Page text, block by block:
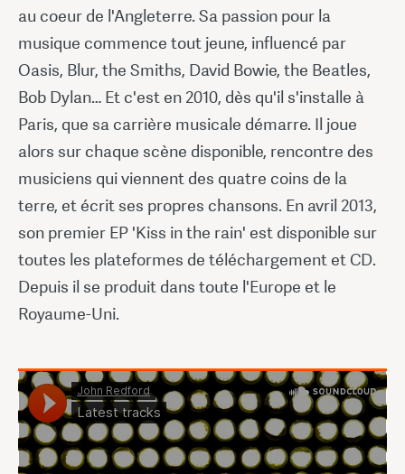
au coeur de l'Angleterre. Sa passion pour la
musique commence tout jeune, influencé par
Oasis, Blur, the Smiths, David Bowie, the Beatles,
Bob Dylan… Et c'est en 2010, dès qu'il s'installe à
Paris, que sa carrière musicale démarre. Il joue
alors sur chaque scène disponible, rencontre des
musiciens qui viennent des quatre coins de la
terre, et écrit ses propres chansons. En avril 2013,
son premier EP 'Kiss in the rain' est disponible sur
toutes les plateformes de téléchargement et CD.
Depuis il se produit dans toute l'Europe et le
Royaume-Uni.